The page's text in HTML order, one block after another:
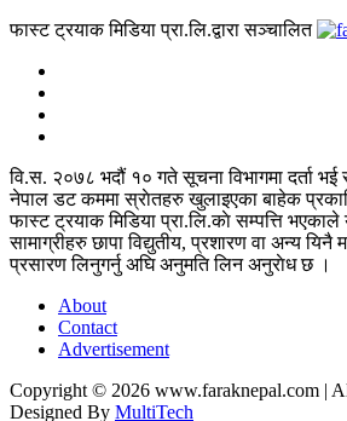
फास्ट ट्रयाक मिडिया प्रा.लि.द्वारा सञ्चालित
वि.स. २०७८ भदौं १० गते सूचना विभागमा दर्ता
नेपाल डट कममा स्राेतहरु खुलाइएका बाहेक
फास्ट ट्रयाक मिडिया प्रा.लि.काे सम्पत्ति
सामाग्रीहरु छापा विद्युतीय, प्रशारण वा अन्य यिनै
प्रसारण लिनुगर्नु अघि अनुमति लिन अनुराेध छ ।
About
Contact
Advertisement
Copyright © 2026 www.faraknepal.com |
Designed By MultiTech